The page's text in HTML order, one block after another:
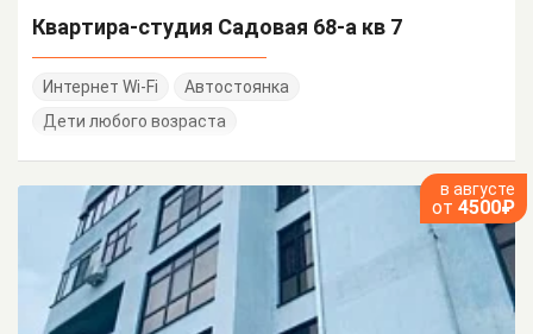
Квартира-студия Садовая 68-а кв 7
Интернет Wi-Fi
Автостоянка
Дети любого возраста
в августе
от 4500₽